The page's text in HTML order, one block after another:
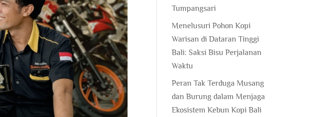
Tumpangsari
Menelusuri Pohon Kopi
Warisan di Dataran Tinggi
Bali: Saksi Bisu Perjalanan
Waktu
Peran Tak Terduga Musang
dan Burung dalam Menjaga
Ekosistem Kebun Kopi Bali